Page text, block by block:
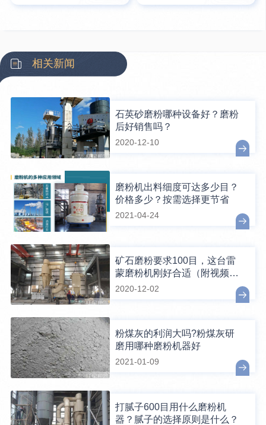
相关新闻
石英砂磨粉哪种设备好？磨粉
后好销售吗？
2020-12-10
磨粉机出料细度可达多少目？
价格多少？按需选择更节省
2021-04-24
矿石磨粉要求100目，这台雷
蒙磨粉机刚好合适（附视频、
结构简图）
2020-12-02
粉煤灰的利润大吗?粉煤灰研
磨用哪种磨粉机器好
2021-01-09
打腻子600目用什么磨粉机
器？腻子的选择原则是什么？